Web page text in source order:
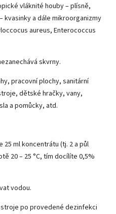
vláknité houby – plísně,
kvasinky a dále mikroorganizmy
aureus, Enterococcus
skvrny.
pracovní plochy, sanitární
dětské hračky, vany,
a pomůcky, atd.
ml koncentrátu (tj. 2 a půl
20 – 25 °C, tím docílíte 0,5%
vodou.
po provedené dezinfekci